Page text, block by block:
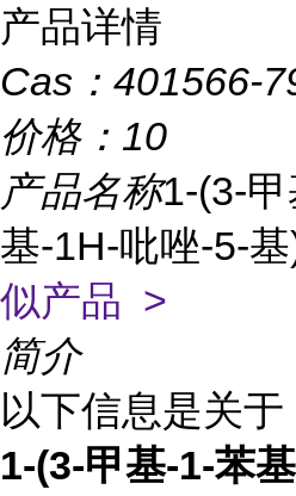
产品详情
Cas： 401566-
价格： 10
产品名称1-(3-
基-1H-吡唑-5-
似产品 >
简介
以下信息是关于
1-(3-甲基-1-苯